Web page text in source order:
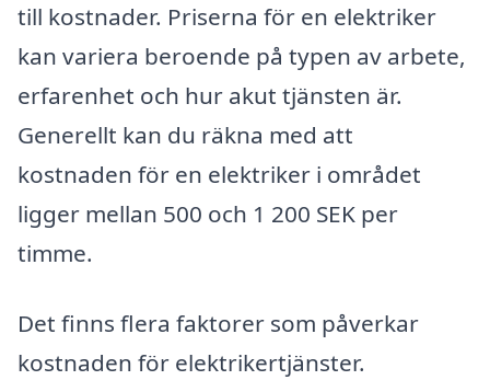
till kostnader. Priserna för en elektriker
kan variera beroende på typen av arbete,
erfarenhet och hur akut tjänsten är.
Generellt kan du räkna med att
kostnaden för en elektriker i området
ligger mellan 500 och 1 200 SEK per
timme.
Det finns flera faktorer som påverkar
kostnaden för elektrikertjänster.